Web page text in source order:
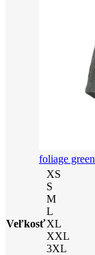
foliage green
Veľkosť
XS
S
M
L
XL
XXL
3XL